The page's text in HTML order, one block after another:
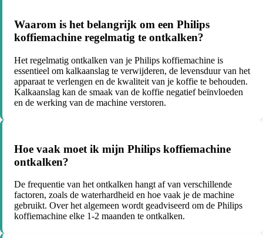
Waarom is het belangrijk om een Philips
koffiemachine regelmatig te ontkalken?
Het regelmatig ontkalken van je Philips koffiemachine is
essentieel om kalkaanslag te verwijderen, de levensduur van het
apparaat te verlengen en de kwaliteit van je koffie te behouden.
Kalkaanslag kan de smaak van de koffie negatief beïnvloeden
en de werking van de machine verstoren.
Hoe vaak moet ik mijn Philips koffiemachine
ontkalken?
De frequentie van het ontkalken hangt af van verschillende
factoren, zoals de waterhardheid en hoe vaak je de machine
gebruikt. Over het algemeen wordt geadviseerd om de Philips
koffiemachine elke 1-2 maanden te ontkalken.